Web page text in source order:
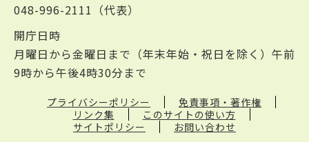
048-996-2111（代表）
開庁日時
月曜日から金曜日まで（年末年始・祝日を除く）午前
9時から午後4時30分まで
プライバシーポリシー
免責事項・著作権
リンク集
このサイトの使い方
サイトポリシー
お問い合わせ